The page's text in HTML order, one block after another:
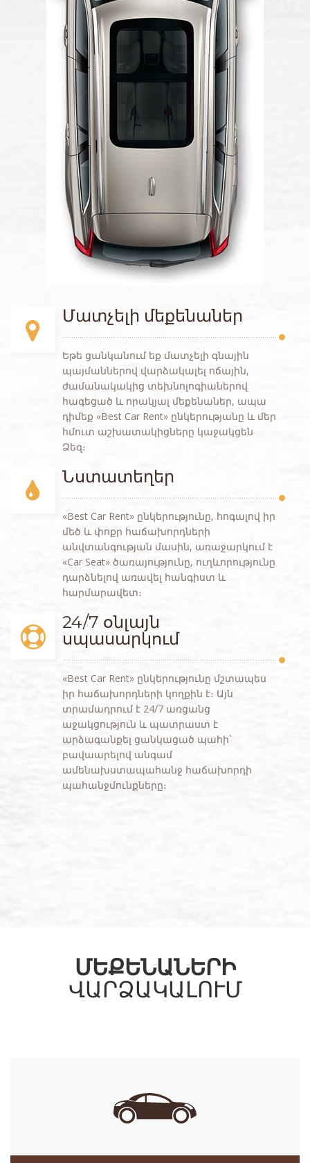
Մատչելի մեքենաներ
Եթե ցանկանում եք մատչելի գնային
պայմաններով վարձակալել ոճային,
ժամանակակից տեխնոլոգիաներով
հագեցած և որակյալ մեքենաներ, ապա
դիմեք «Best Car Rent» ընկերությանը և մեր
հմուտ աշխատակիցները կաջակցեն
Ձեզ։
Նստատեղեր
«Best Car Rent» ընկերությունը, հոգալով իր
մեծ և փոքր հաճախորդների
անվտանգության մասին, առաջարկում է
«Car Seat» ծառայությունը, ուղևորությունը
դարձնելով առավել հանգիստ և
հարմարավետ։
24/7 օնլայն
սպասարկում
«Best Car Rent» ընկերությունը մշտապես
իր հաճախորդների կողքին է։ Այն
տրամադրում է 24/7 առցանց
աջակցություն և պատրաստ է
արձագանքել ցանկացած պահի`
բավաարելով անգամ
ամենախստապահանջ հաճախորդի
պահանջմունքները։
ՄԵՔԵՆԱՆԵՐԻ
ՎԱՐՁԱԿԱԼՈՒՄ